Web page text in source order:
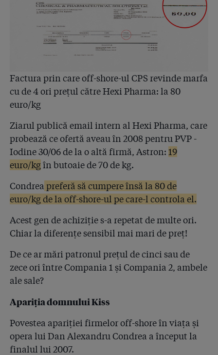
Răbufnire în dosarul Hexi Pharma! Directorul din
fabrică acuză complicitatea spitalelor: ”Dacă
creșteam concentrația, spitalele nu mai cumpărau
dezinfectanții noștri că ziceau că miroseau prea tare!”
Condrea i-a spus de 18 ori avocatului că se sinucide,
bine mor”, dar autoritățile care-l urmăreau nu i-au
confiscat nici măcar pistolul. De ce?
4.58
Ce scrie pe hârtia găsită pe biroul lui Condrea după
teste ineficiente”. De ce i-au scăpat procurorii pe
șefii laboratorului Unilab deși aceștia i-au mințit?!
4.59
EXCLUSIV • Laboratorul deținut de Hexi Pharma a
recunoscut în fața procurorilor: "Am făcut teste
experimentale”! Pe milioane de români din spitale!
4.60
Medicii izbucnesc după dezvăluirile din dosarul penal
e puțin spus!”
Agenția de presă a Rusiei dezinformează în cazul
Hexi Pharma exact cu argumentele mogulilor sănătății
din România!
4.62
STENOGRAME: Șefii Hexi Pharma înregistrați de
comunicatul SRI și că ”de undeva o să vină scăpare”!
4.63
Lovitură de teatru: ieri, a doua instanță consecutivă a
refuzat să judece cazul Hexi Pharma! Curtea de Apel
va rezolva conflictul dintre tribunale
Factura prin care off-shore-ul CPS revinde marfa
cu de 4 ori prețul către Hexi Pharma: la 80
euro/kg
Ziarul publică email intern al Hexi Pharma, care
probează ce ofertă aveau în 2008 pentru PVP -
Iodine 30/06 de la o altă firmă, Astron: 19
euro/kgîn butoaie de 70 de kg.
Condrea preferă să cumpere însă la 80 de
euro/kg de la off-shore-ul pe care-l controla el.
Acest gen de achiziție s-a repetat de multe ori.
Chiar la diferențe sensibil mai mari de preț!
De ce ar mări patronul prețul de cinci sau de
zece ori între Compania 1 și Compania 2, ambele
ale sale?
Apariția domnului Kiss
Povestea apariției firmelor off-shore în viața și
opera lui Dan Alexandru Condrea a început la
finalul lui 2007.